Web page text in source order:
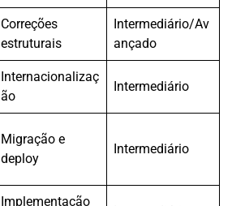
Correções
estruturais
Intermediário/Av
ançado
Internacionalizaç
ão
Intermediário
Migração e
deploy
Intermediário
Implementação